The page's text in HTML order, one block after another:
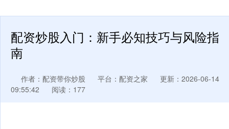
配资炒股入门：新手必知技巧与风险指
南
作者：配资带你炒股 平台：配资之家
更新：2026-06-14
09:55:42
阅读：177